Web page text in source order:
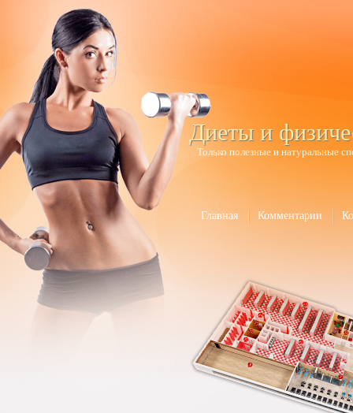
Диеты и
Только полезные и натуральные
Главная Комментарии